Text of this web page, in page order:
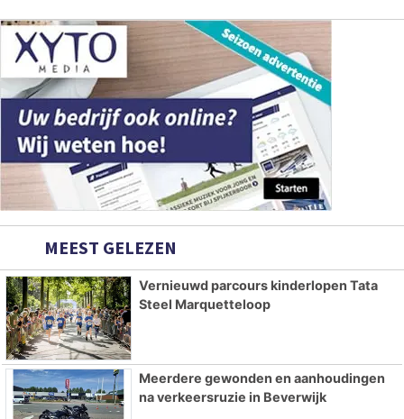
MEEST GELEZEN
Vernieuwd parcours kinderlopen Tata
Steel Marquetteloop
Meerdere gewonden en aanhoudingen
na verkeersruzie in Beverwijk